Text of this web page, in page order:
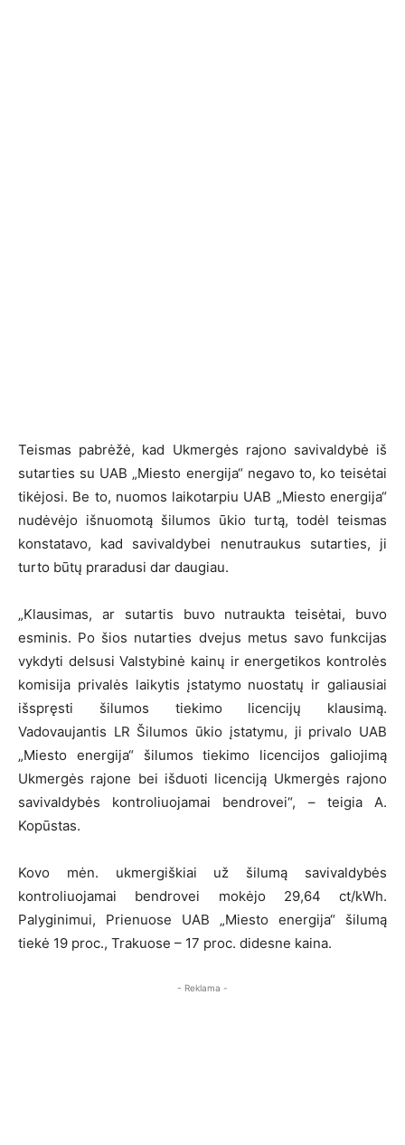
Teismas pabrėžė, kad Ukmergės rajono savivaldybė iš
sutarties su UAB „Miesto energija“ negavo to, ko teisėtai
tikėjosi. Be to, nuomos laikotarpiu UAB „Miesto energija“
nudėvėjo išnuomotą šilumos ūkio turtą, todėl teismas
konstatavo, kad savivaldybei nenutraukus sutarties, ji
turto būtų praradusi dar daugiau.
„Klausimas, ar sutartis buvo nutraukta teisėtai, buvo
esminis. Po šios nutarties dvejus metus savo funkcijas
vykdyti delsusi Valstybinė kainų ir energetikos kontrolės
komisija privalės laikytis įstatymo nuostatų ir galiausiai
išspręsti šilumos tiekimo licencijų klausimą.
Vadovaujantis LR Šilumos ūkio įstatymu, ji privalo UAB
„Miesto energija“ šilumos tiekimo licencijos galiojimą
Ukmergės rajone bei išduoti licenciją Ukmergės rajono
savivaldybės kontroliuojamai bendrovei“, – teigia A.
Kopūstas.
Kovo mėn. ukmergiškiai už šilumą savivaldybės
kontroliuojamai bendrovei mokėjo 29,64 ct/kWh.
Palyginimui, Prienuose UAB „Miesto energija“ šilumą
tiekė 19 proc., Trakuose – 17 proc. didesne kaina.
- Reklama -